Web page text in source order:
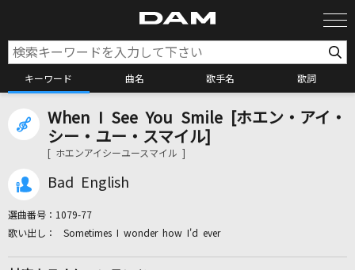
キーワード 曲名 歌手名 歌詞
カラオケ検索
カラオケリクエスト
When I See You Smile [ホエン・アイ・
シー・ユー・スマイル]
[ ホエンアイシーユースマイル ]
Bad English
選曲番号： 1079-77
Sometimes I wonder how I'd ever